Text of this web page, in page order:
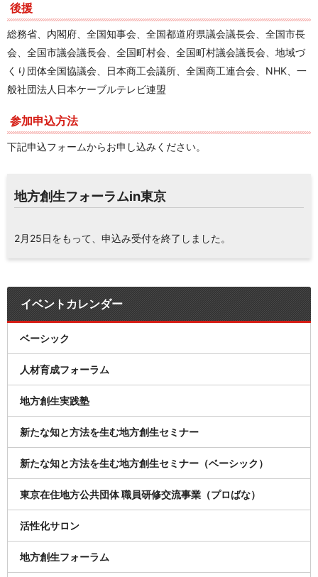
後援
総務省、内閣府、全国知事会、全国都道府県議会議長会、全国市長
会、全国市議会議長会、全国町村会、全国町村議会議長会、地域づ
くり団体全国協議会、日本商工会議所、全国商工連合会、NHK、一
般社団法人日本ケーブルテレビ連盟
参加申込方法
下記申込フォームからお申し込みください。
地方創生フォーラムin東京
2月25日をもって、申込み受付を終了しました。
イベントカレンダー
ベーシック
人材育成フォーラム
地方創生実践塾
新たな知と方法を生む地方創生セミナー
新たな知と方法を生む地方創生セミナー（ベーシック）
東京在住地方公共団体 職員研修交流事業（プロばな）
活性化サロン
地方創生フォーラム